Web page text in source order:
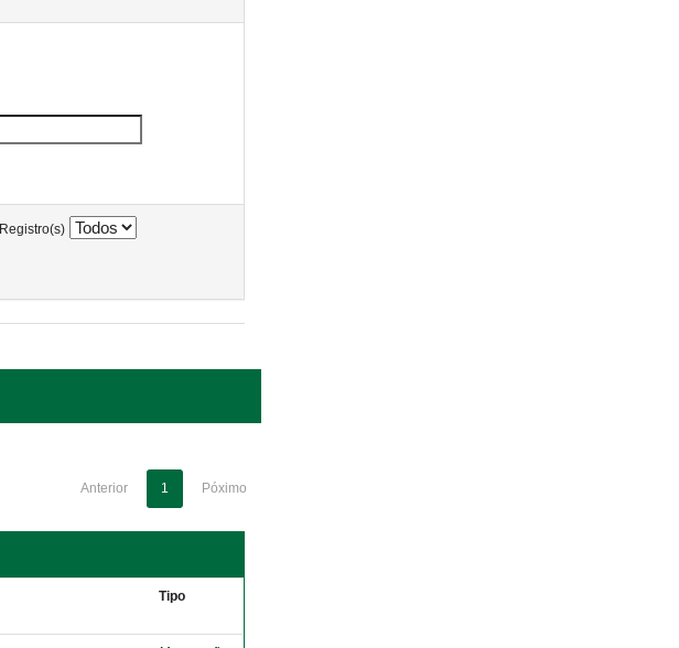
Registro(s)
Anterior 1 Póximo
Tipo